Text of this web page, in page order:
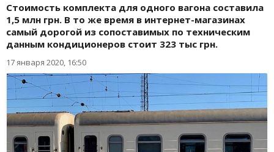
Стоимость комплекта для одного вагона составила
1,5 млн грн. В то же время в интернет-магазинах
самый дорогой из сопоставимых по техническим
данным кондиционеров стоит 323 тыс грн.
17 января 2020, 16:50